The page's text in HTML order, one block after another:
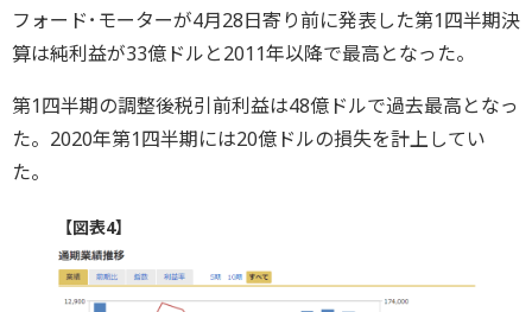
フォード･モーターが4月28日寄り前に発表した第1四半期決
算は純利益が33億ドルと2011年以降で最高となった。
第1四半期の調整後税引前利益は48億ドルで過去最高となっ
た。2020年第1四半期には20億ドルの損失を計上してい
た。
【図表4】